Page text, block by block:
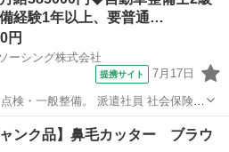
経験1年以上、要普通…
円
ーシング株式会社
提携サイト 7月17日
。 派遣社員 社会保険完
支給、ワンルーム寮完備、赴任旅費
年ャンク品】鼻毛カッター ブラウ